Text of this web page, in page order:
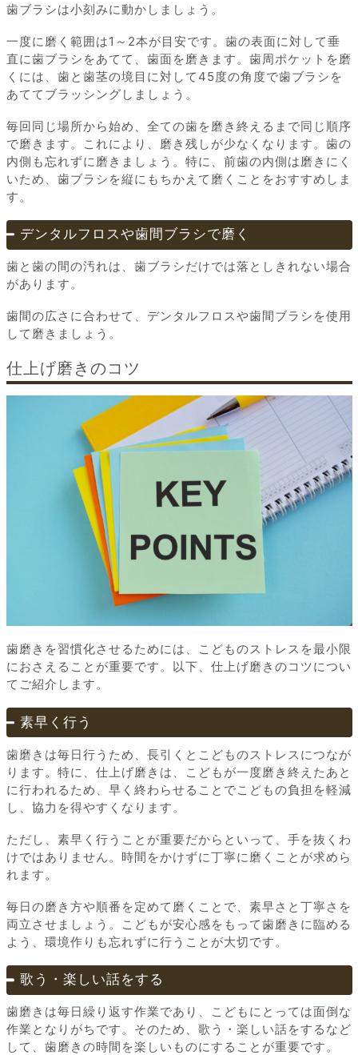
歯ブラシは小刻みに動かしましょう。
一度に磨く範囲は1～2本が目安です。歯の表面に対して垂
直に歯ブラシをあてて、歯面を磨きます。歯周ポケットを磨
くには、歯と歯茎の境目に対して45度の角度で歯ブラシを
あててブラッシングしましょう。
毎回同じ場所から始め、全ての歯を磨き終えるまで同じ順序
で磨きます。これにより、磨き残しが少なくなります。歯の
内側も忘れずに磨きましょう。特に、前歯の内側は磨きにく
いため、歯ブラシを縦にもちかえて磨くことをおすすめしま
す。
デンタルフロスや歯間ブラシで磨く
歯と歯の間の汚れは、歯ブラシだけでは落としきれない場合
があります。
歯間の広さに合わせて、デンタルフロスや歯間ブラシを使用
して磨きましょう。
仕上げ磨きのコツ
歯磨きを習慣化させるためには、こどものストレスを最小限
におさえることが重要です。以下、仕上げ磨きのコツについ
てご紹介します。
素早く行う
歯磨きは毎日行うため、長引くとこどものストレスにつなが
ります。特に、仕上げ磨きは、こどもが一度磨き終えたあと
に行われるため、早く終わらせることでこどもの負担を軽減
し、協力を得やすくなります。
ただし、素早く行うことが重要だからといって、手を抜くわ
けではありません。時間をかけずに丁寧に磨くことが求めら
れます。
毎日の磨き方や順番を定めて磨くことで、素早さと丁寧さを
両立させましょう。こどもが安心感をもって歯磨きに臨める
よう、環境作りも忘れずに行うことが大切です。
歌う・楽しい話をする
歯磨きは毎日繰り返す作業であり、こどもにとっては面倒な
作業となりがちです。そのため、歌う・楽しい話をするなど
して、歯磨きの時間を楽しいものにすることが重要です。